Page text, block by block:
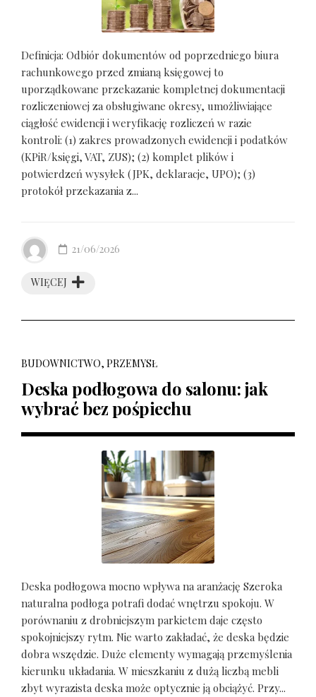
Definicja: Odbiór dokumentów od poprzedniego biura
rachunkowego przed zmianą księgowej to
uporządkowane przekazanie kompletnej dokumentacji
rozliczeniowej za obsługiwane okresy, umożliwiające
ciągłość ewidencji i weryfikację rozliczeń w razie
kontroli: (1) zakres prowadzonych ewidencji i podatków
(KPiR/księgi, VAT, ZUS); (2) komplet plików i
potwierdzeń wysyłek (JPK, deklaracje, UPO); (3)
protokół przekazania z...
WIĘCEJ
21/06/2026
BUDOWNICTWO, PRZEMYSŁ
Deska podłogowa do salonu: jak
wybrać bez pośpiechu
Deska podłogowa mocno wpływa na aranżację Szeroka
naturalna podłoga potrafi dodać wnętrzu spokoju. W
porównaniu z drobniejszym parkietem daje często
spokojniejszy rytm. Nie warto zakładać, że deska będzie
dobra wszędzie. Duże elementy wymagają przemyślenia
kierunku układania. W mieszkaniu z dużą liczbą mebli
zbyt wyrazista deska może optycznie ją obciążyć. Przy...